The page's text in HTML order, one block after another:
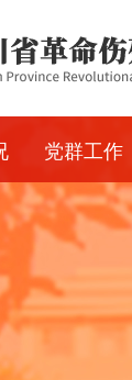
党群工作
党建动态
群团工作